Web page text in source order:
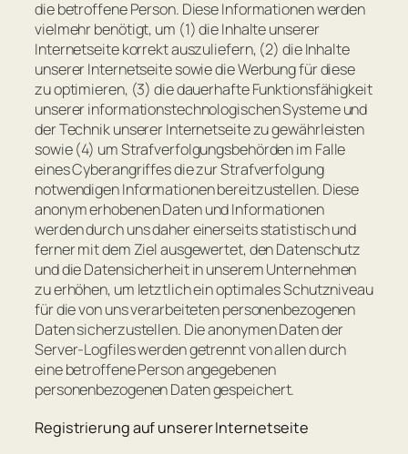
die betroffene Person. Diese Informationen werden
vielmehr benötigt, um (1) die Inhalte unserer
Internetseite korrekt auszuliefern, (2) die Inhalte
unserer Internetseite sowie die Werbung für diese
zu optimieren, (3) die dauerhafte Funktionsfähigkeit
unserer informationstechnologischen Systeme und
der Technik unserer Internetseite zu gewährleisten
sowie (4) um Strafverfolgungsbehörden im Falle
eines Cyberangriffes die zur Strafverfolgung
notwendigen Informationen bereitzustellen. Diese
anonym erhobenen Daten und Informationen
werden durch uns daher einerseits statistisch und
ferner mit dem Ziel ausgewertet, den Datenschutz
und die Datensicherheit in unserem Unternehmen
zu erhöhen, um letztlich ein optimales Schutzniveau
für die von uns verarbeiteten personenbezogenen
Daten sicherzustellen. Die anonymen Daten der
Server-Logfiles werden getrennt von allen durch
eine betroffene Person angegebenen
personenbezogenen Daten gespeichert.
Registrierung auf unserer Internetseite